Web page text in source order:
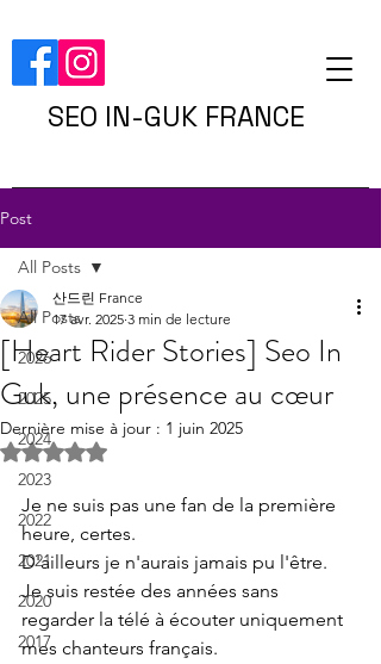
SEO IN-GUK FRANCE
Post
All Posts
2026
2025
2024
2023
2022
2021
2020
2017
All Posts
[Heart Rider Stories] Seo In
Guk, une présence au cœur
산드린 France
17 avr. 2025 3 min de lecture
Dernière mise à jour : 1 juin 2025
Noté NaN étoiles sur 5.
Je ne suis pas une fan de la première
heure, certes.
D'ailleurs je n'aurais jamais pu l'être.
Je suis restée des années sans
regarder la télé à écouter uniquement
mes chanteurs français.